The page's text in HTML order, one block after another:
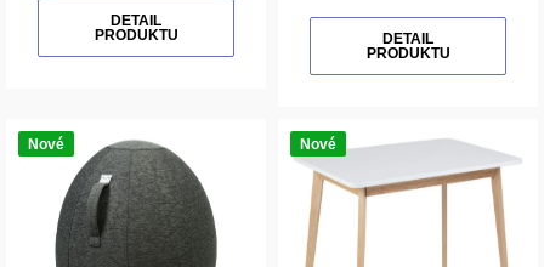
DETAIL
PRODUKTU
DETAIL
PRODUKTU
Nové Nové